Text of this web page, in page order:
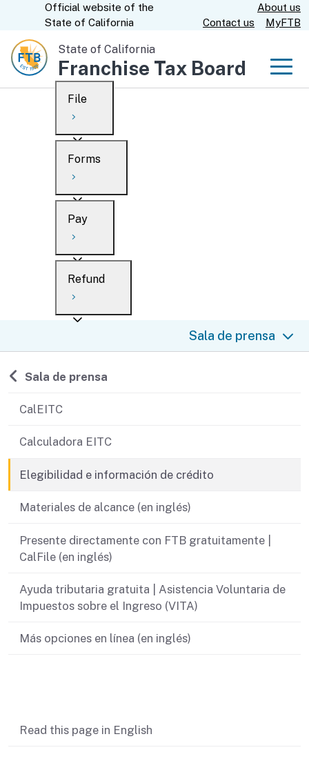
Main
Content
CA.govOfficial website of the
State of California
About us
Contact us
MyFTB
State of California
Franchise Tax Board
Custom Google Search
File
Overview
Personal
Business
When to file
After you file
Forms
Overview
Search
What’s new
en español
Pay
Overview
Payment options
Withholding
If you cannot pay
Refund
Sala de prensa
Back to
Sala de prensa
CalEITC
Calculadora EITC
Elegibilidad e información de crédito
Materiales de alcance (en inglés)
Presente directamente con FTB gratuitamente |
CalFile (en inglés)
Ayuda tributaria gratuita | Asistencia Voluntaria de
Impuestos sobre el Ingreso (VITA)
Más opciones en línea (en inglés)
Read this page in English